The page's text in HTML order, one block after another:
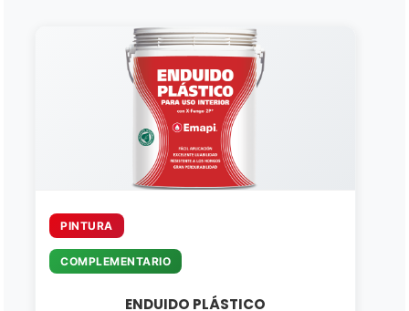
PINTURA
COMPLEMENTARIO
ENDUIDO PLÁSTICO